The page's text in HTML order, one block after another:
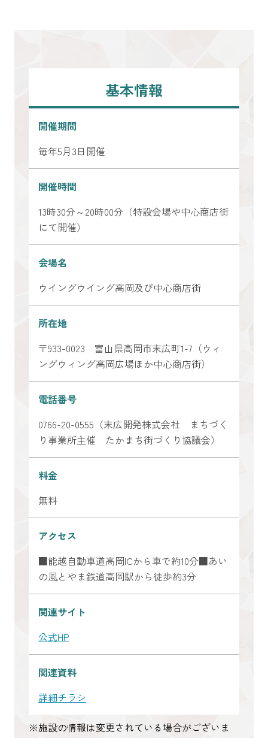
基本情報
開催期間
毎年5月3日開催
開催時間
13時30分～20時00分（特設会場や中心商店街
にて開催）
会場名
ウイングウイング高岡及び中心商店街
所在地
〒933-0023 富山県高岡市末広町1-7（ウィ
ングウィング高岡広場ほか中心商店街）
電話番号
0766-20-0555（末広開発株式会社 まちづく
り事業所主催 たかまち街づくり協議会）
料金
無料
アクセス
■能越自動車道高岡ICから車で約10分■あい
の風とやま鉄道高岡駅から徒歩約3分
関連サイト
公式HP
関連資料
詳細チラシ
※施設の情報は変更されている場合がございま